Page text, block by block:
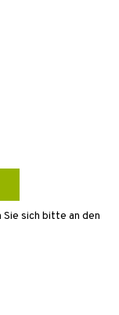
sich bitte an den